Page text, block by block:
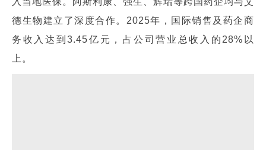
德生物建立了深度合作。2025年，国际销售及药企商
务收入达到3.45亿元，占公司营业总收入的28%以
上。